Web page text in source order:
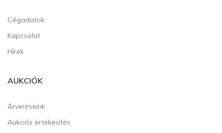
Cégadatok
Kapcsolat
Hírek
AUKCIÓK
Árveréseink
Aukciós értékesítés